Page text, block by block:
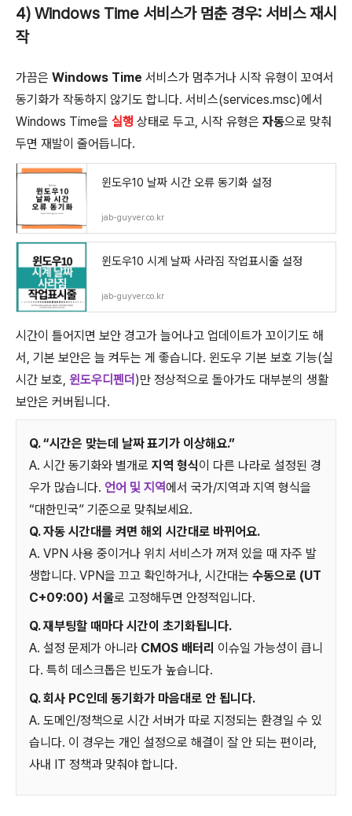
4) Windows Time 서비스가 멈춘 경우: 서비스 재시
작
가끔은 Windows Time 서비스가 멈추거나 시작 유형이 꼬여서
동기화가 작동하지 않기도 합니다. 서비스(services.msc)에서
Windows Time을 실행 상태로 두고, 시작 유형은 자동으로 맞춰
두면 재발이 줄어듭니다.
윈도우10 날짜 시간 오류 동기화 설정
jab-guyver.co.kr
윈도우10 시계 날짜 사라짐 작업표시줄 설정
jab-guyver.co.kr
시간이 틀어지면 보안 경고가 늘어나고 업데이트가 꼬이기도 해
서, 기본 보안은 늘 켜두는 게 좋습니다. 윈도우 기본 보호 기능(실
시간 보호, 윈도우디펜더 )만 정상적으로 돌아가도 대부분의 생활
보안은 커버됩니다.
Q. “시간은 맞는데 날짜 표기가 이상해요.”
A. 시간 동기화와 별개로 지역 형식이 다른 나라로 설정된 경
우가 많습니다. 언어 및 지역에서 국가/지역과 지역 형식을
“대한민국” 기준으로 맞춰보세요.
Q. 자동 시간대를 켜면 해외 시간대로 바뀌어요.
A. VPN 사용 중이거나 위치 서비스가 꺼져 있을 때 자주 발
생합니다. VPN을 끄고 확인하거나, 시간대는 수동으로 (UT
C+09:00) 서울로 고정해두면 안정적입니다.
Q. 재부팅할 때마다 시간이 초기화됩니다.
A. 설정 문제가 아니라 CMOS 배터리 이슈일 가능성이 큽니
다. 특히 데스크톱은 빈도가 높습니다.
Q. 회사 PC인데 동기화가 마음대로 안 됩니다.
A. 도메인/정책으로 시간 서버가 따로 지정되는 환경일 수 있
습니다. 이 경우는 개인 설정으로 해결이 잘 안 되는 편이라,
사내 IT 정책과 맞춰야 합니다.